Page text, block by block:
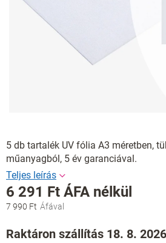
5 db tartalék UV fólia A3 méretben,
műanyagból, 5 év garanciával.
7 990 Ft
6 291 Ft ÁFA nélkül
Egységár:
Raktáron szállítás 18. 8.